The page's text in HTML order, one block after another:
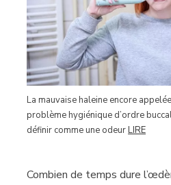
La mauvaise haleine encore
problème hygiénique d’ordre
définir comme une odeurLIRE
Combien de temps dure